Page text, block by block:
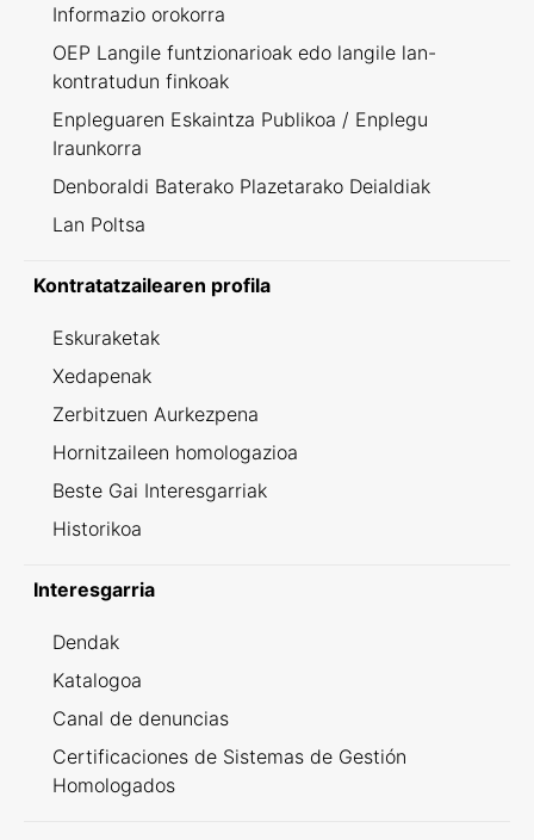
Informazio orokorra
OEP Langile funtzionarioak edo langile lan-
kontratudun finkoak
Enpleguaren Eskaintza Publikoa / Enplegu
Iraunkorra
Denboraldi Baterako Plazetarako Deialdiak
Lan Poltsa
Kontratatzailearen profila
Eskuraketak
Xedapenak
Zerbitzuen Aurkezpena
Hornitzaileen homologazioa
Beste Gai Interesgarriak
Historikoa
Interesgarria
Dendak
Katalogoa
Canal de denuncias
Certificaciones de Sistemas de Gestión
Homologados